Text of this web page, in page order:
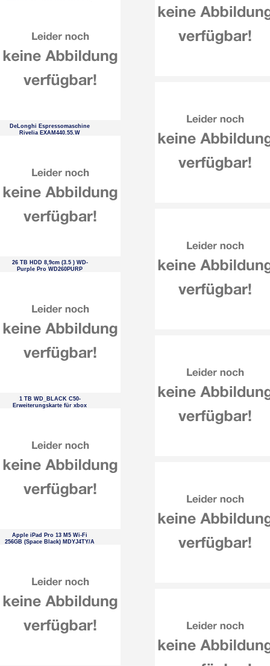
DeLonghi Espressomaschine
Rivelia EXAM440.55.W
26 TB HDD 8,9cm (3.5 ) WD-
Purple Pro WD260PURP
1 TB WD_BLACK C50-
Erweiterungskarte für xbox
Apple iPad Pro 13 M5 Wi-Fi
256GB (Space Black) MDYJ4TY/A